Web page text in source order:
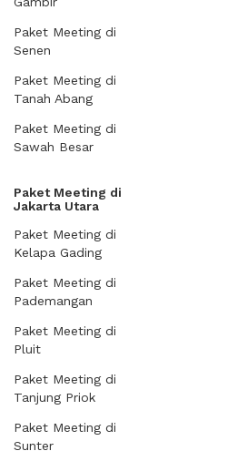
Paket Meeting di
Senen
Paket Meeting di
Tanah Abang
Paket Meeting di
Sawah Besar
Paket Meeting di
Jakarta Utara
Paket Meeting di
Kelapa Gading
Paket Meeting di
Pademangan
Paket Meeting di
Pluit
Paket Meeting di
Tanjung Priok
Paket Meeting di
Sunter